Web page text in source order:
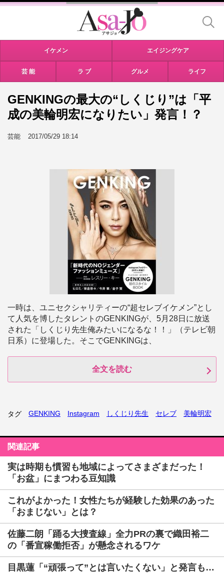
イケメン エイジングケア
芸 能 ラ ブ グルメ ライフ
GENKINGの最大の“しくじり”は「平
成の美輪明宏になりたい」発言！？
芸能 2017/05/29 18:14
一時は、ユニセクシャリティーの“超セレブイケメン”とし
て人気を博したタレントのGENKINGが、5月28日に放送
された「しくじり先生俺みたいになるな！！」（テレビ朝
日系）に登場した。そこでGENKINGは、
全文を読む
タグ GENKING Instagram しくじり先生 セレブ 美輪明宏
関連記事
実は時期も慣習も地域によってさまざまだった！
「お盆」にまつわる豆知識
これがよかった！女性たちが経験した効果のあった
「おまじない」とは？
佐藤二朗「踊る大捜査線」全力PRの裏で織田裕二
の「番宣稼働拒否」が懸念されるワケ
目黒蓮「“頑張って”とは言いたくない」と発言も…